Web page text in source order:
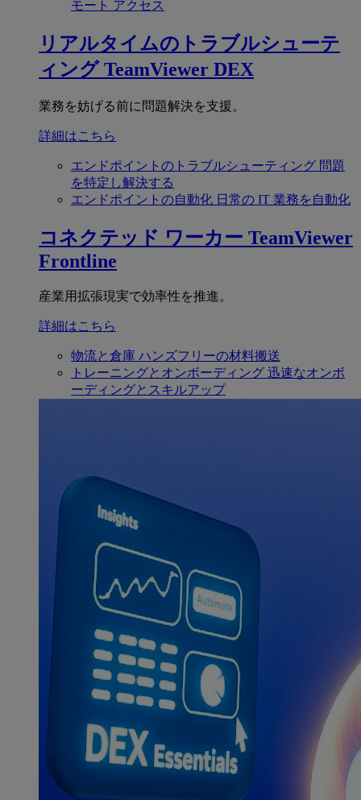
モート アクセス
リアルタイムのトラブルシューテ
ィング TeamViewer DEX
業務を妨げる前に問題解決を支援。
詳細はこちら
エンドポイントのトラブルシューティング 問題
を特定し解決する
エンドポイントの自動化 日常の IT 業務を自動化
コネクテッド ワーカー TeamViewer
Frontline
産業用拡張現実で効率性を推進。
詳細はこちら
物流と倉庫 ハンズフリーの材料搬送
トレーニングとオンボーディング 迅速なオンボ
ーディングとスキルアップ